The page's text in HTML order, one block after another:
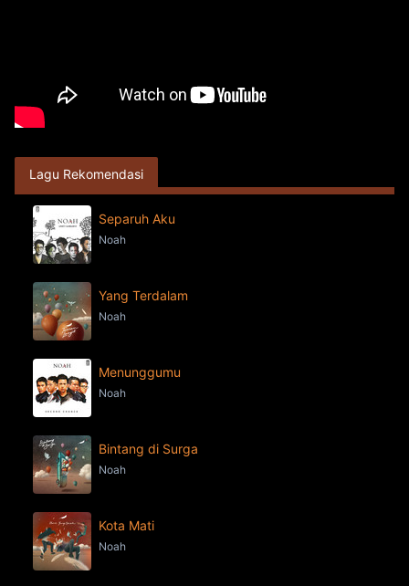
Lagu Rekomendasi
Separuh Aku
Noah
Yang Terdalam
Noah
Menunggumu
Noah
Bintang di Surga
Noah
Kota Mati
Noah